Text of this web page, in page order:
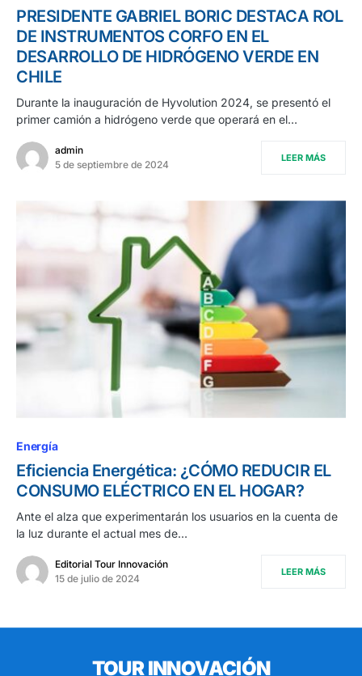
PRESIDENTE GABRIEL BORIC DESTACA ROL
DE INSTRUMENTOS CORFO EN EL
DESARROLLO DE HIDRÓGENO VERDE EN
CHILE
Durante la inauguración de Hyvolution 2024, se presentó el
primer camión a hidrógeno verde que operará en el…
admin
5 de septiembre de 2024
LEER MÁS
Energía
Eficiencia Energética: ¿CÓMO REDUCIR EL
CONSUMO ELÉCTRICO EN EL HOGAR?
Ante el alza que experimentarán los usuarios en la cuenta de
la luz durante el actual mes de…
Editorial Tour Innovación
15 de julio de 2024
LEER MÁS
TOUR INNOVACIÓN